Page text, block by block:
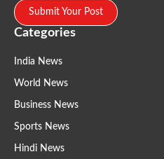
Submit Your Post
Categories
India News
World News
Business News
Sports News
Hindi News